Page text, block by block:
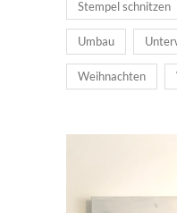
Stempel schnitzen
Umbau
Weihnachten